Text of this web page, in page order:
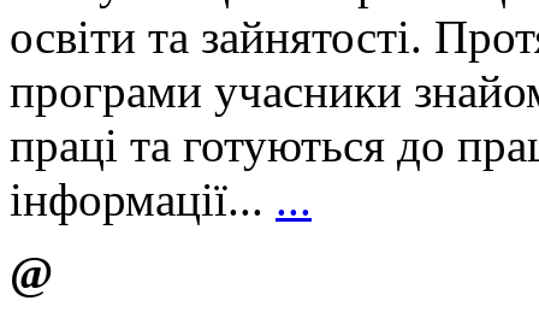
освіти та зайнятості.
програми учасники
праці та готуються до
інформації... ...
@